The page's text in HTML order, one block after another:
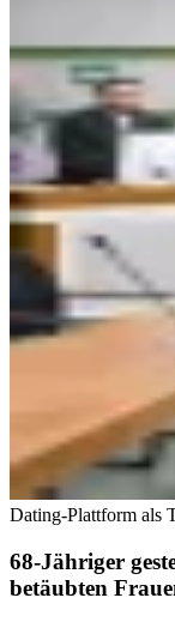
Dating-Plattform als
68-Jähriger
betäubten